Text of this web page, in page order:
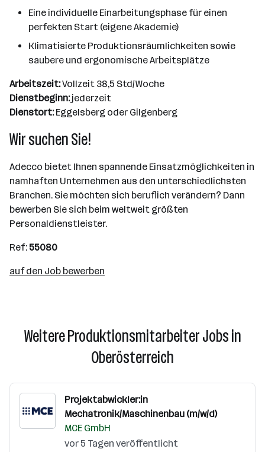
Eine individuelle Einarbeitungsphase für einen
perfekten Start (eigene Akademie)
Klimatisierte Produktionsräumlichkeiten sowie
saubere und ergonomische Arbeitsplätze
Arbeitszeit:Vollzeit 38,5 Std/Woche
Dienstbeginn:jederzeit
Dienstort:Eggelsberg oder Gilgenberg
Wir suchen Sie!
Adecco bietet Ihnen spannende Einsatzmöglichkeiten in
namhaften Unternehmen aus den unterschiedlichsten
Branchen. Sie möchten sich beruflich verändern? Dann
bewerben Sie sich beim weltweit größten
Personaldienstleister.
Ref: 55080
auf den Job bewerben
Weitere Produktionsmitarbeiter Jobs in
Oberösterreich
Projektabwickler:in
Mechatronik/Maschinenbau (m/w/d)
MCE GmbH
vor 5 Tagen veröffentlicht